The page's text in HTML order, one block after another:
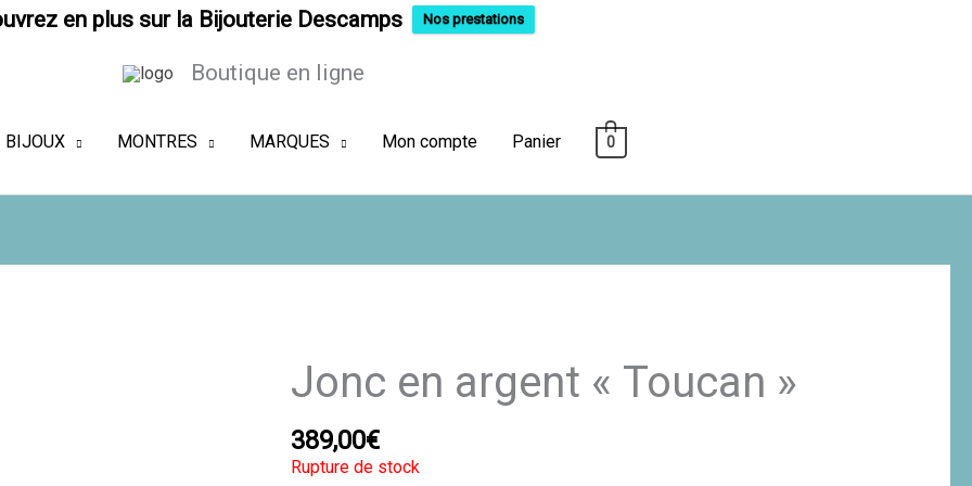
en plus sur la Bijouterie Descamps Nos prestations
Boutique en ligne
BIJOUX MONTRES MARQUES Mon compte Panier 0
Jonc en argent « Toucan »
389,00€
Rupture de stock